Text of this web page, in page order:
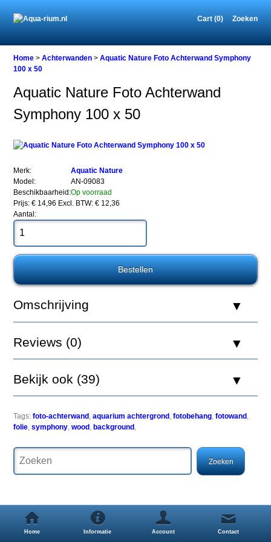
Cart (0) Zoeken
Home
Achterwanden
Aquatic
Nature
Achterwand
x
50
Aquatic
Nature
Foto
Achterwand
100
maar
zeer
manier
om
nooit
tevoren
Home >Achterwanden >Aquatic Nature Foto Achterwand Symphony
100 x 50
Aquatic Nature Foto Achterwand
Symphony 100 x 50
Merk:
Aquatic Nature
Model:
AN-09083
Beschikbaarheid:Op voorraad
Prijs: € 14,96 Excl. BTW: € 12,36
Aantal:
Omschrijving
Reviews (0)
Bekijk ook (39)
Tags: foto-achterwand ,aquarium achtergrond ,fotobehang,fotowand ,
folie,symphony,wood , background ,
Home Informatie Account Contact